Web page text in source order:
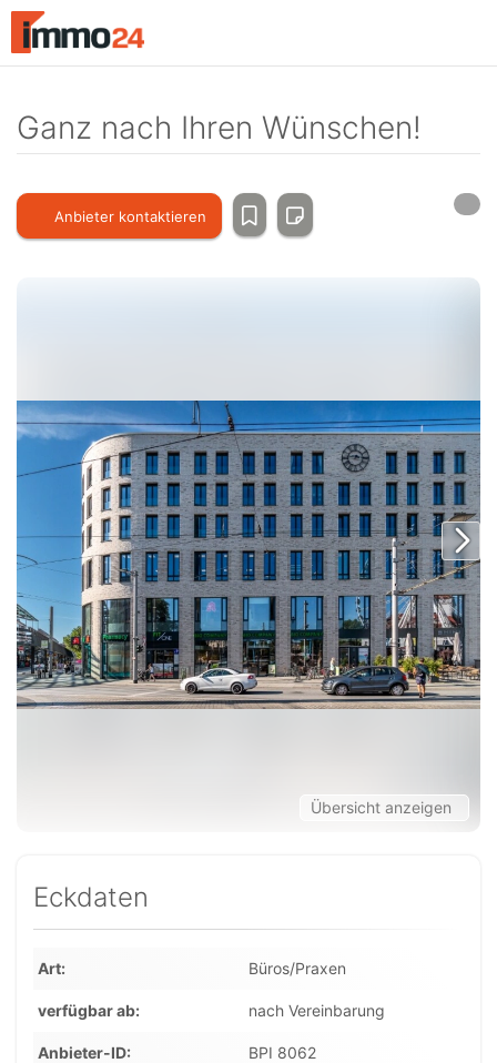
Accessibility
Modus
zum
Inhalt
Ganz nach Ihren Wünschen!
Anbieter kontaktieren
Übersicht anzeigen
Eckdaten
Art Büros/Praxen
verfügbar ab nach Vereinbarung
Anbieter-ID BPI 8062